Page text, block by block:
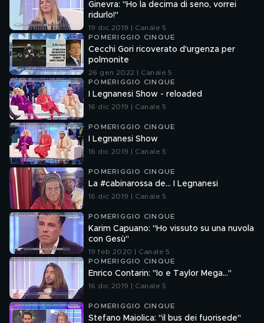
Ginevra: "Ho la decima di seno, vorrei
ridurlo!"
19 dic 2019 | Canale 5
POMERIGGIO CINQUE
Cecchi Gori ricoverato d'urgenza per
polmonite
26 gen 2022 | Canale 5
POMERIGGIO CINQUE
I Legnanesi Show - reloaded
16 dic 2019 | Canale 5
POMERIGGIO CINQUE
I Legnanesi Show
16 dic 2019 | Canale 5
POMERIGGIO CINQUE
La #cabinarossa de… I Legnanesi
16 dic 2019 | Canale 5
POMERIGGIO CINQUE
Karim Capuano: "Ho vissuto su una nuvola
con Gesù"
19 feb 2020 | Canale 5
POMERIGGIO CINQUE
Enrico Contarin: "Io e Taylor Mega..."
16 dic 2019 | Canale 5
POMERIGGIO CINQUE
Stefano Maiolica: "il bus dei fuorisede"